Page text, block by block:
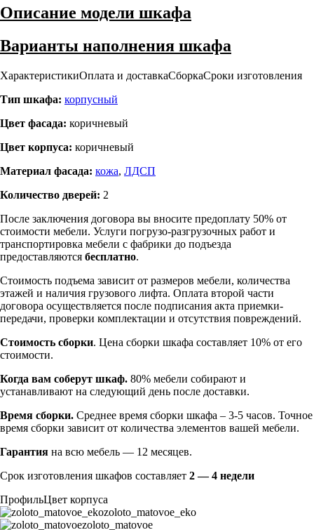
Описание модели шкафа
Варианты наполнения шкафа
ХарактеристикиОплата и доставкаСборкаСроки изготовления
Тип шкафа: корпусный
Цвет фасада: коричневый
Цвет корпуса: коричневый
Материал фасада: кожа, ЛДСП
Количество дверей: 2
После заключения договора вы вносите предоплату 50% от
стоимости мебели. Услуги погрузо-разгрузочных работ и
транспортировка мебели с фабрики до подъезда
предоставляются бесплатно.
Стоимость подъема зависит от размеров мебели, количества
этажей и наличия грузового лифта. Оплата второй части
договора осуществляется после подписания акта приемки-
передачи, проверки комплектации и отсутствия повреждений.
Стоимость сборки. Цена сборки шкафа составляет 10% от его
стоимости.
Когда вам соберут шкаф. 80% мебели собирают и
устанавливают на следующий день после доставки.
Время сборки. Среднее время сборки шкафа – 3-5 часов. Точное
время сборки зависит от количества элементов вашей мебели.
Гарантия на всю мебель — 12 месяцев.
Срок изготовления шкафов составляет 2 — 4 недели
ПрофильЦвет корпуса
zoloto_matovoe_eko
zoloto_matovoe